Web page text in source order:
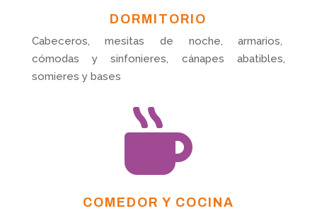
DORMITORIO
Cabeceros, mesitas de noche, armarios,
cómodas y sinfonieres, cánapes abatibles,
somieres y bases

COMEDOR Y COCINA